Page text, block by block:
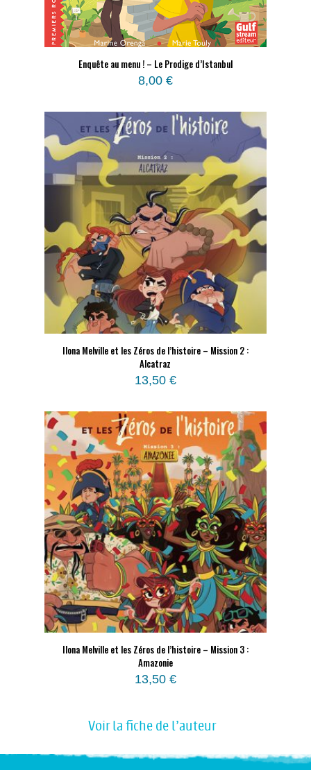
Enquête au menu ! – Le Prodige d’Istanbul
8,00 €
Ilona Melville et les Zéros de l’histoire – Mission 2 :
Alcatraz
13,50 €
Ilona Melville et les Zéros de l’histoire – Mission 3 :
Amazonie
13,50 €
Voir la fiche de l'auteur